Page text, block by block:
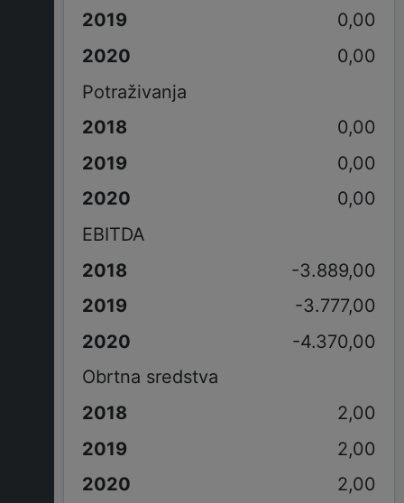
0,00
0,00
Potraživanja
0,00
0,00
0,00
EBITDA
-3.889,00
-3.777,00
-4.370,00
Obrtna sredstva
2,00
2,00
2,00